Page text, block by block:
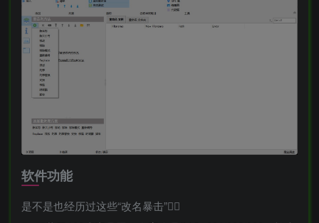
软件功能
是不是也经历过这些“改名暴击”👇🏻